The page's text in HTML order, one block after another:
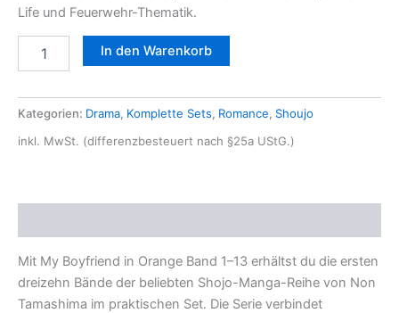
Life und Feuerwehr-Thematik.
In den Warenkorb
Kategorien: Drama, Komplette Sets, Romance, Shoujo
inkl. MwSt. (differenzbesteuert nach §25a UStG.)
Mit My Boyfriend in Orange Band 1–13 erhältst du die ersten
dreizehn Bände der beliebten Shojo-Manga-Reihe von Non
Tamashima im praktischen Set. Die Serie verbindet